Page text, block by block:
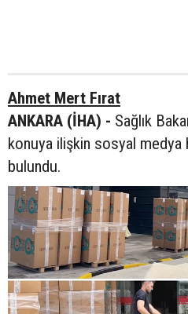
Ahmet Mert Fırat
ANKARA (İHA) - Sağlık
konuya ilişkin sosyal medya
bulundu.